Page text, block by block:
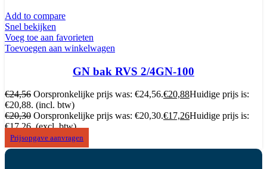
Add to compare
Snel bekijken
Voeg toe aan favorieten
Toevoegen aan winkelwagen
GN bak RVS 2/4GN-100
€24,56 Oorspronkelijke prijs was: €24,56.€20,88Huidige prijs is:
€20,88. (incl. btw)
€20,30 Oorspronkelijke prijs was: €20,30.€17,26Huidige prijs is:
€17,26. (excl. btw)
Prijsopgave aanvragen